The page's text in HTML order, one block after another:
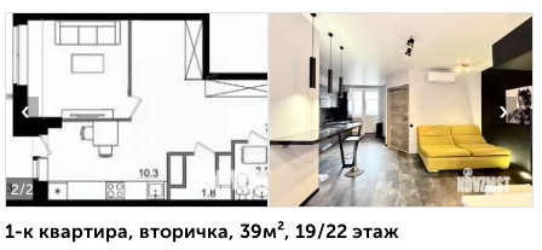
2/2
‹ ›
1-к квартира, вторичка, 39м², 19/22 этаж